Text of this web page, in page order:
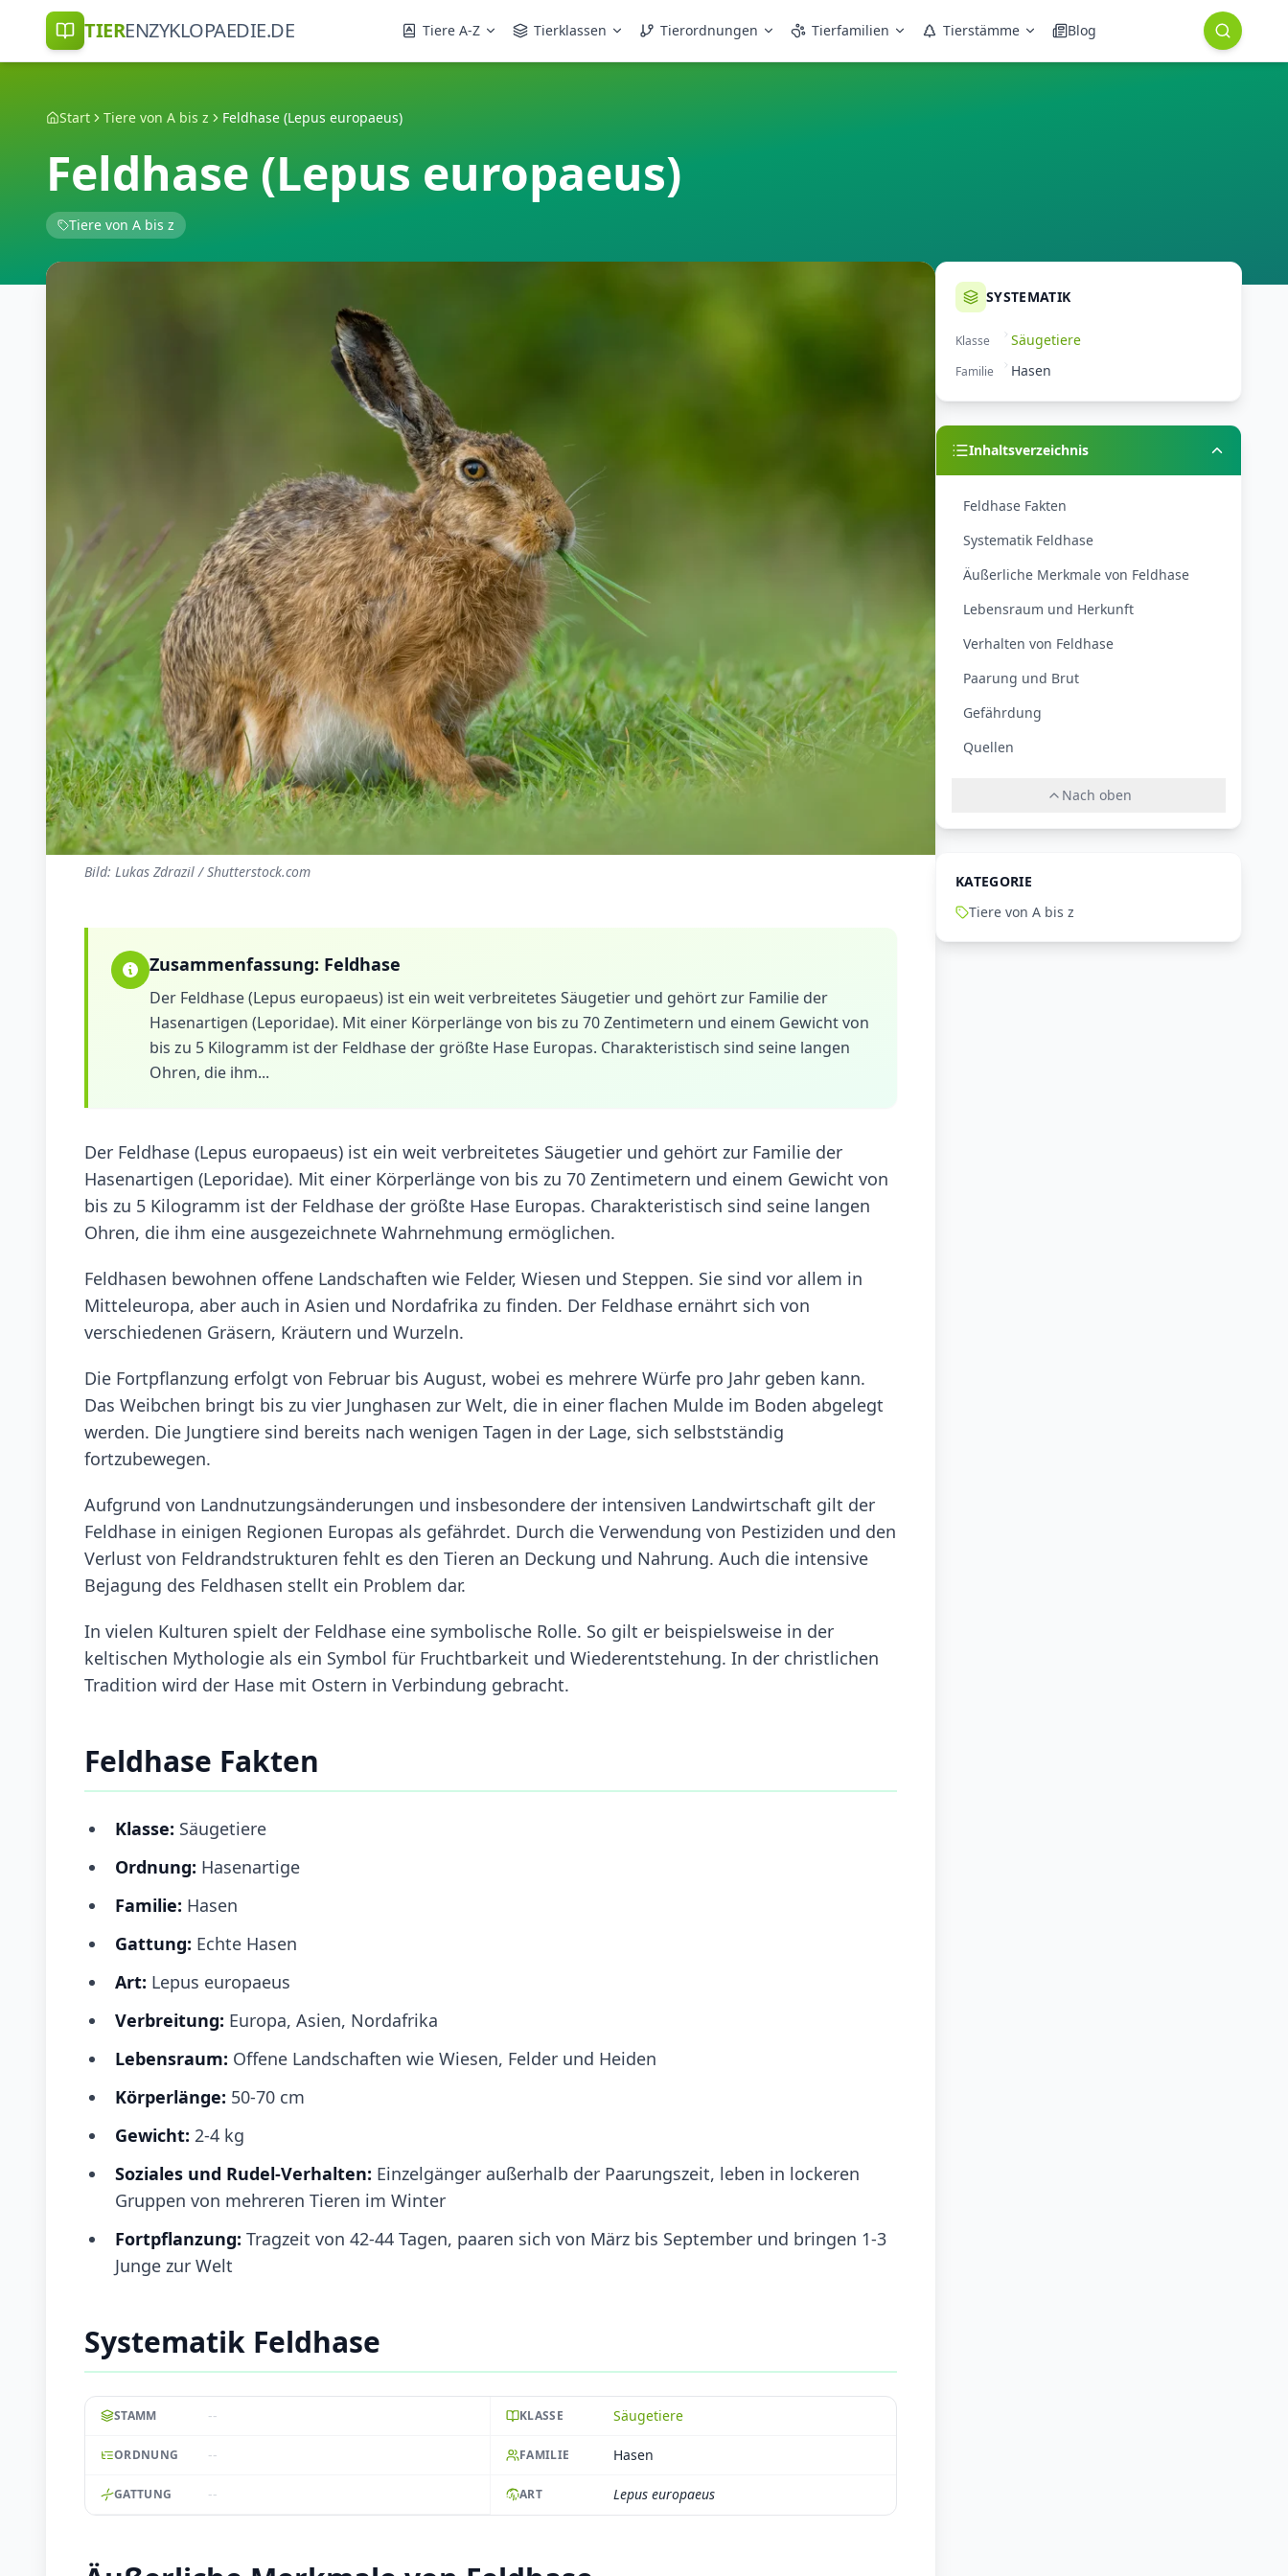
TIERENZYKLOPAEDIE.DE Tiere A-Z Tierklassen Tierordnungen Tierfamilien Tierstämme Blog
Start Tiere von A bis z Feldhase (Lepus europaeus)
Feldhase (Lepus europaeus)
Tiere von A bis z
Bild: Lukas Zdrazil / Shutterstock.com
Zusammenfassung: Feldhase
Der Feldhase (Lepus europaeus) ist ein weit verbreitetes Säugetier und gehört zur Familie der
Hasenartigen (Leporidae). Mit einer Körperlänge von bis zu 70 Zentimetern und einem Gewicht von
bis zu 5 Kilogramm ist der Feldhase der größte Hase Europas. Charakteristisch sind seine langen
Ohren, die ihm...
Der Feldhase (Lepus europaeus) ist ein weit verbreitetes Säugetier und gehört zur Familie der
Hasenartigen (Leporidae). Mit einer Körperlänge von bis zu 70 Zentimetern und einem Gewicht von
bis zu 5 Kilogramm ist der Feldhase der größte Hase Europas. Charakteristisch sind seine langen
Ohren, die ihm eine ausgezeichnete Wahrnehmung ermöglichen.
Feldhasen bewohnen offene Landschaften wie Felder, Wiesen und Steppen. Sie sind vor allem in
Mitteleuropa, aber auch in Asien und Nordafrika zu finden. Der Feldhase ernährt sich von
verschiedenen Gräsern, Kräutern und Wurzeln.
Die Fortpflanzung erfolgt von Februar bis August, wobei es mehrere Würfe pro Jahr geben kann.
Das Weibchen bringt bis zu vier Junghasen zur Welt, die in einer flachen Mulde im Boden abgelegt
werden. Die Jungtiere sind bereits nach wenigen Tagen in der Lage, sich selbstständig
fortzubewegen.
Aufgrund von Landnutzungsänderungen und insbesondere der intensiven Landwirtschaft gilt der
Feldhase in einigen Regionen Europas als gefährdet. Durch die Verwendung von Pestiziden und den
Verlust von Feldrandstrukturen fehlt es den Tieren an Deckung und Nahrung. Auch die intensive
Bejagung des Feldhasen stellt ein Problem dar.
In vielen Kulturen spielt der Feldhase eine symbolische Rolle. So gilt er beispielsweise in der
keltischen Mythologie als ein Symbol für Fruchtbarkeit und Wiederentstehung. In der christlichen
Tradition wird der Hase mit Ostern in Verbindung gebracht.
Feldhase Fakten
Klasse: Säugetiere
Ordnung: Hasenartige
Familie: Hasen
Gattung: Echte Hasen
Art: Lepus europaeus
Verbreitung: Europa, Asien, Nordafrika
Lebensraum: Offene Landschaften wie Wiesen, Felder und Heiden
Körperlänge: 50-70 cm
Gewicht: 2-4 kg
Soziales und Rudel-Verhalten: Einzelgänger außerhalb der Paarungszeit, leben in lockeren
Gruppen von mehreren Tieren im Winter
Fortpflanzung: Tragzeit von 42-44 Tagen, paaren sich von März bis September und bringen 1-3
Junge zur Welt
Systematik Feldhase
STAMM -- KLASSE Säugetiere
ORDNUNG -- FAMILIE Hasen
GATTUNG -- ART Lepus europaeus
SYSTEMATIK
Klasse Säugetiere
Familie Hasen
Inhaltsverzeichnis
Feldhase Fakten
Systematik Feldhase
Äußerliche Merkmale von Feldhase
Lebensraum und Herkunft
Verhalten von Feldhase
Paarung und Brut
Gefährdung
Quellen
Nach oben
KATEGORIE
Tiere von A bis z